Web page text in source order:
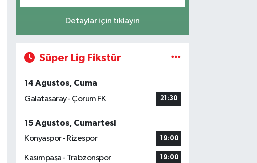
Detaylar için tıklayın
Süper Lig Fikstür
14 Ağustos, Cuma
Galatasaray - Çorum FK
21:30
15 Ağustos, Cumartesi
Konyaspor - Rizespor
19:00
Kasımpaşa - Trabzonspor 19:00